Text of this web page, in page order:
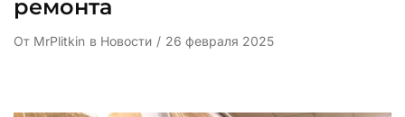
ремонта
От MrPlitkin в Новости 26 февраля 2025